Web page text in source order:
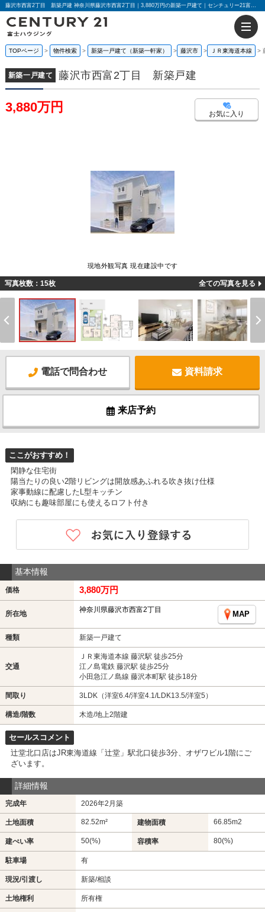
藤沢市西富2丁目 新築戸建 神奈川県藤沢市西富2丁目｜3,880万円の新築一戸建て｜センチュリー21富士ハウジング
TOPページ 物件検索 新築一戸建て（新築一軒家） 藤沢市 ＪＲ東海道本線
新築一戸建て 藤沢市西富2丁目 新築戸建
3,880万円 お気に入り
現地外観写真 現在建設中です
写真枚数：15枚 全ての写真を見る
電話で問合わせ 資料請求
来店予約
ここがおすすめ！
閑静な住宅街
陽当たりの良い2階リビングは開放感あふれる吹き抜け仕様
家事動線に配慮したL型キッチン
収納にも趣味部屋にも使えるロフト付き
基本情報
価格 3,880万円
所在地 神奈川県藤沢市西富2丁目
MAP
種類 新築一戸建て
交通
ＪＲ東海道本線 藤沢駅 徒歩25分
江ノ島電鉄 藤沢駅 徒歩25分
小田急江ノ島線 藤沢本町駅 徒歩18分
間取り 3LDK（洋室6.4/洋室4.1/LDK13.5/洋室5）
構造/階数 木造/地上2階建
セールスコメント
辻堂北口店はJR東海道線「辻堂」駅北口徒歩3分、オザワビル1階にご
ざいます。
詳細情報
完成年 2026年2月築
土地面積 82.52m² 建物面積 66.85m2
建ぺい率 50(%) 容積率 80(%)
駐車場 有
現況/引渡し 新築/相談
土地権利 所有権